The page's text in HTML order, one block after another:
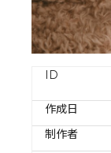
ID
作成日
制作者